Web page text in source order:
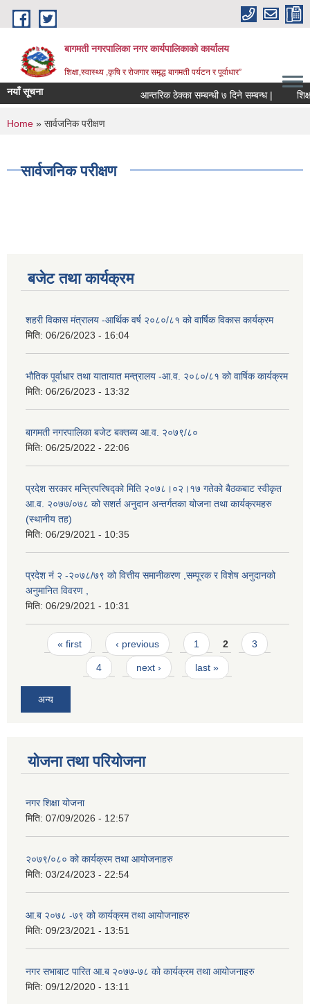
Skip to main content
बागमती नगरपालिका नगर कार्यपालिकाको कार्यालय
शिक्षा,स्वास्थ्य ,कृषि र रोजगार समृद्ध बागमती पर्यटन र पूर्वाधार”
नयाँ सूचना आन्तरिक ठेक्का सम्बन्धी ७ दिने सम्बन्ध |
You are here
Home » सार्वजनिक परीक्षण
सार्वजनिक परीक्षण
बजेट तथा कार्यक्रम
शहरी विकास मंत्रालय -आर्थिक वर्ष २०८०/८१ को वार्षिक विकास कार्यक्रम
मिति: 06/26/2023 - 16:04
भौतिक पूर्वाधार तथा यातायात मन्त्रालय -आ.व. २०८०/८१ को वार्षिक कार्यक्रम
मिति: 06/26/2023 - 13:32
बागमती नगरपालिका बजेट बक्तब्य आ.व. २०७९/८०
मिति: 06/25/2022 - 22:06
प्रदेश सरकार मन्त्रिपरिषद्को मिति २०७८।०२।१७ गतेको बैठकबाट स्वीकृत
आ.व. २०७७/०७८ को सशर्त अनुदान अन्तर्गतका योजना तथा कार्यक्रमहरु
(स्थानीय तह)
मिति: 06/29/2021 - 10:35
प्रदेश नं २ -२०७८/७९ को वित्तीय समानीकरण ,सम्पूरक र विशेष अनुदानको
अनुमानित विवरण ,
मिति: 06/29/2021 - 10:31
Pages
« first ‹ previous 1 2 3
4 next › last »
अन्य
योजना तथा परियोजना
नगर शिक्षा योजना
मिति: 07/09/2026 - 12:57
२०७९/०८० को कार्यक्रम तथा आयोजनाहरु
मिति: 03/24/2023 - 22:54
आ.ब २०७८ -७९ को कार्यक्रम तथा आयोजनाहरु
मिति: 09/23/2021 - 13:51
नगर सभाबाट पारित आ.ब २०७७-७८ को कार्यक्रम तथा आयोजनाहरु
मिति: 09/12/2020 - 13:11